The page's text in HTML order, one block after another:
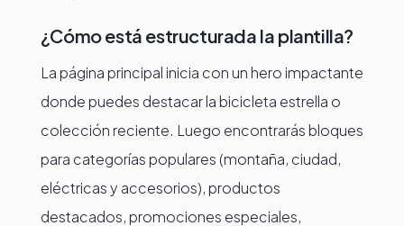
¿Cómo está estructurada la plantilla?
La página principal inicia con un hero impactante
donde puedes destacar la bicicleta estrella o
colección reciente. Luego encontrarás bloques
para categorías populares (montaña, ciudad,
eléctricas y accesorios), productos
destacados, promociones especiales,